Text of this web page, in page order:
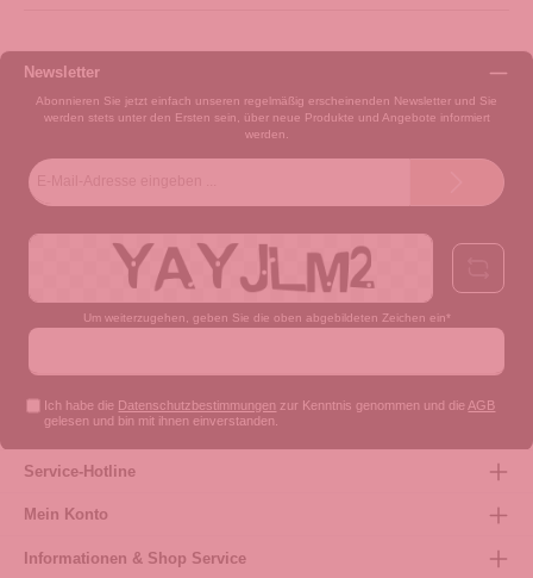
Newsletter
Abonnieren Sie jetzt einfach unseren regelmäßig erscheinenden Newsletter und Sie
werden stets unter den Ersten sein, über neue Produkte und Angebote informiert
werden.
Um weiterzugehen, geben Sie die oben abgebildeten Zeichen ein*
Ich habe die Datenschutzbestimmungen zur Kenntnis genommen und die AGB
gelesen und bin mit ihnen einverstanden.
Service-Hotline
Mein Konto
Informationen & Shop Service